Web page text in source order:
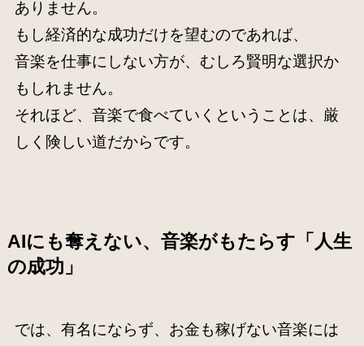
ありません。
もし経済的な成功だけを望むのであれば、
音楽を仕事にしない方が、むしろ賢明な選択か
もしれません。
それほど、音楽で食べていくということは、厳
しく険しい道だからです。
AIにも奪えない、音楽がもたらす「人生
の成功」
では、有名にならず、お金も稼げない音楽には